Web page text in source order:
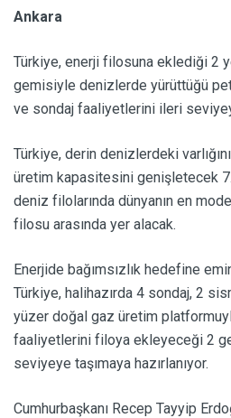
Ankara
Türkiye, enerji filosuna eklediği 2
gemisiyle denizlerde yürüttüğü
ve sondaj faaliyetlerini ileri
Türkiye, derin denizlerdeki
üretim kapasitesini genişletecek
deniz filolarında dünyanın en
filosu arasında yer alacak.
Enerjide bağımsızlık hedefine
Türkiye, halihazırda 4 sondaj, 2
yüzer doğal gaz üretim
faaliyetlerini filoya ekleyeceği 2
seviyeye taşımaya hazırlanıyor.
Cumhurbaşkanı Recep Tayyip